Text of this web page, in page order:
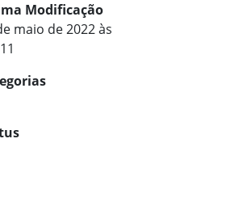
Modificação
maio de 2022 às